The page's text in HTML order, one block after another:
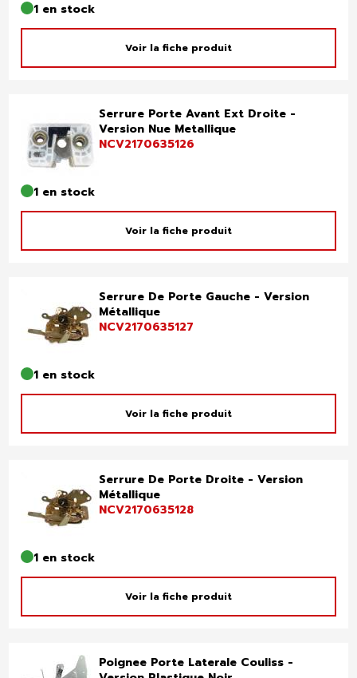
1 en stock
Voir la fiche produit
Serrure Porte Avant Ext Droite -
Version Nue Metallique
NCV2170635126
1 en stock
Voir la fiche produit
Serrure De Porte Gauche - Version
Métallique
NCV2170635127
1 en stock
Voir la fiche produit
Serrure De Porte Droite - Version
Métallique
NCV2170635128
1 en stock
Voir la fiche produit
Poignee Porte Laterale Couliss -